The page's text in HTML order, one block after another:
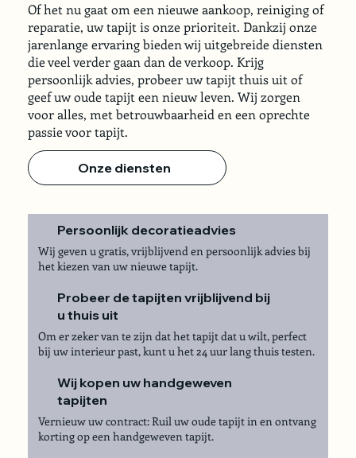
Persoonlijk decoratieadvies
Wij geven u gratis, vrijblijvend en persoonlijk advies bij
het kiezen van uw nieuwe tapijt.
Probeer de tapijten vrijblijvend bij
u thuis uit
Om er zeker van te zijn dat het tapijt dat u wilt, perfect
bij uw interieur past, kunt u het 24 uur lang thuis testen.
Wij kopen uw handgeweven
tapijten
Vernieuw uw contract: Ruil uw oude tapijt in en ontvang
korting op een handgeweven tapijt.
Of het nu gaat om een nieuwe aankoop, reiniging of
reparatie, uw tapijt is onze prioriteit. Dankzij onze
jarenlange ervaring bieden wij uitgebreide diensten
die veel verder gaan dan de verkoop. Krijg
persoonlijk advies, probeer uw tapijt thuis uit of
geef uw oude tapijt een nieuw leven. Wij zorgen
voor alles, met betrouwbaarheid en een oprechte
passie voor tapijt.
Onze diensten